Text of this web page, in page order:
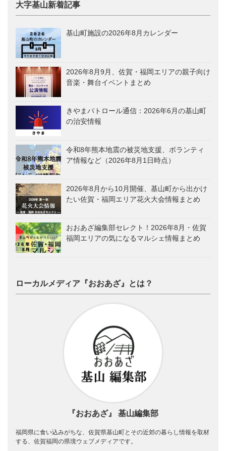
大字基山新着記事
基山町施設の2026年8月カレンダー
2026年8月9月、佐賀・福岡エリアの親子向け
音楽・舞台イベントまとめ
きやまパトロール通信：2026年6月の基山町
の治安情報
令和8年熊本地震の被災地支援、ボランティ
ア情報など（2026年8月1日時点）
2026年8月から10月開催、基山町から出かけ
たい佐賀・福岡エリア花火大会情報まとめ
おおあざ編集部セレクト！2026年8月・佐賀
福岡エリアの気になるマルシェ情報まとめ
ローカルメディア『おおあざ』とは？
『おおあざ』 基山編集部
福岡県に食い込みがちな、佐賀県基山町とその近郊の暮らし情報を取材
する、佐賀福岡の県境ウェブメディアです。